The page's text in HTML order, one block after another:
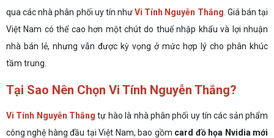
qua các nhà phân phối uy tín nhưVi Tính Nguyễn Thắng . Giá bán tại
Việt Nam có thể cao hơn một chút do thuế nhập khẩu và lợi nhuận
nhà bán lẻ, nhưng vẫn được kỳ vọng ở mức hợp lý cho phân khúc
tầm trung.
Tại Sao Nên Chọn Vi Tính Nguyễn Thắng?
Vi Tính Nguyễn Thắng tự hào là nhà phân phối uy tín các sản phẩm
công nghệ hàng đầu tại Việt Nam, bao gồm card đồ họa Nvidia mới